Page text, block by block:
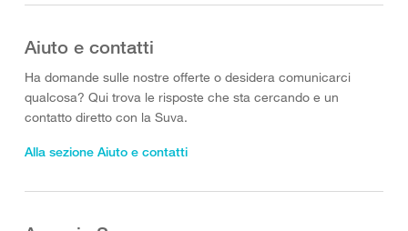
Aiuto e contatti
Ha domande sulle nostre offerte o desidera comunicarci
qualcosa? Qui trova le risposte che sta cercando e un
contatto diretto con la Suva.
Alla sezione Aiuto e contatti